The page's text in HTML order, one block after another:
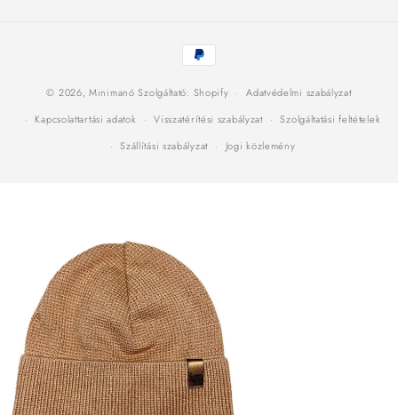
Fizetési
módok
© 2026,Minimanó Szolgáltató: Shopify
Adatvédelmi szabályzat
Kapcsolattartási adatok
Visszatérítési szabályzat
Szolgáltatási feltételek
Szállítási szabályzat
Jogi közlemény